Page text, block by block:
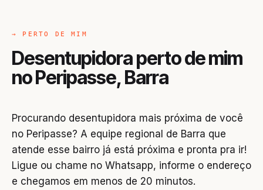
→ PERTO DE MIM
Desentupidora perto de mim
no Peripasse, Barra
Procurando desentupidora mais próxima de você
no Peripasse? A equipe regional de Barra que
atende esse bairro já está próxima e pronta pra ir!
Ligue ou chame no Whatsapp, informe o endereço
e chegamos em menos de 20 minutos.